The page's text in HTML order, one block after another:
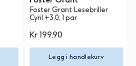
Foster Grant Lesebriller
Cyril +3,0, 1 par
Kr 199,90
Legg i handlekurv